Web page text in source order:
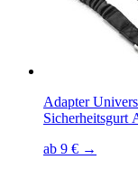
Adapter
Sicherheitsgurt
ab 9 € →